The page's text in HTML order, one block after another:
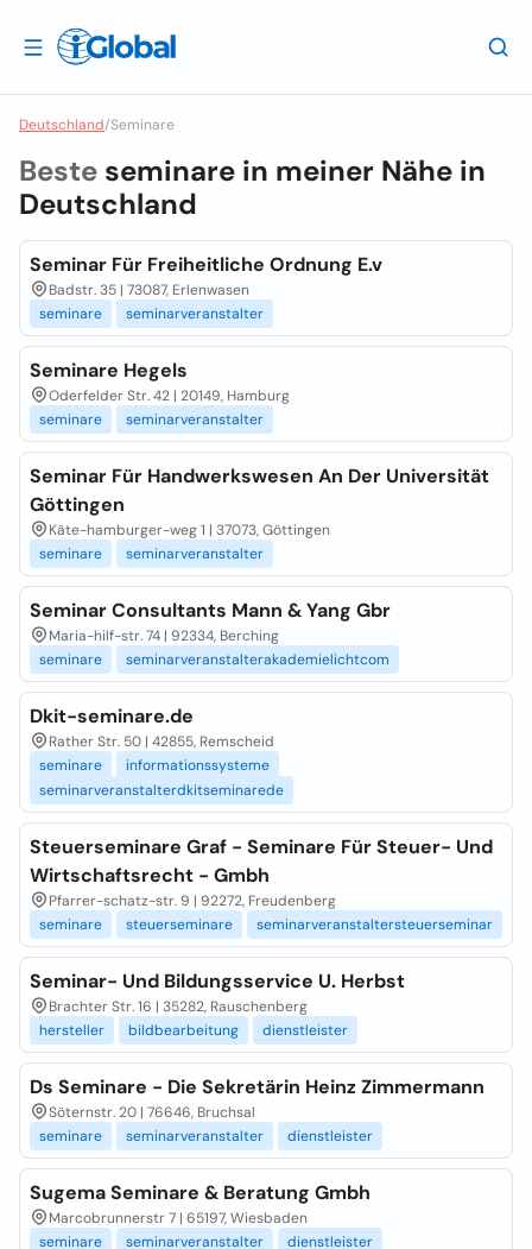
Deutschland/Seminare
Beste seminare in meiner Nähe in
Deutschland
Seminar Für Freiheitliche Ordnung E.v
Badstr. 35 | 73087, Erlenwasen
seminare
seminarveranstalter
Seminare Hegels
Oderfelder Str. 42 | 20149, Hamburg
seminare
seminarveranstalter
Seminar Für Handwerkswesen An Der Universität
Göttingen
Käte-hamburger-weg 1 | 37073, Göttingen
seminare
seminarveranstalter
Seminar Consultants Mann & Yang Gbr
Maria-hilf-str. 74 | 92334, Berching
seminare
seminarveranstalterakademielichtcom
Dkit-seminare.de
Rather Str. 50 | 42855, Remscheid
seminare
informationssysteme
seminarveranstalterdkitseminarede
Steuerseminare Graf - Seminare Für Steuer- Und
Wirtschaftsrecht - Gmbh
Pfarrer-schatz-str. 9 | 92272, Freudenberg
seminare
steuerseminare seminarveranstaltersteuerseminar
Seminar- Und Bildungsservice U. Herbst
Brachter Str. 16 | 35282, Rauschenberg
hersteller
bildbearbeitung dienstleister
Ds Seminare - Die Sekretärin Heinz Zimmermann
Söternstr. 20 | 76646, Bruchsal
seminare
seminarveranstalter dienstleister
Sugema Seminare & Beratung Gmbh
Marcobrunnerstr 7 | 65197, Wiesbaden
seminare
seminarveranstalter dienstleister